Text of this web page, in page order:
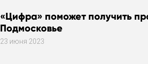
«Цифра» поможет получить
Подмосковье
23 июня 2023